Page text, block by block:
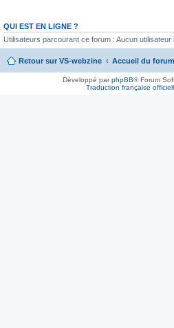
QUI EST EN LIGNE ?
Utilisateurs parcourant ce forum : Aucun utilisateur
Retour sur VS-webzine Accueil du forum
Développé parphpBB® Forum
Traduction française